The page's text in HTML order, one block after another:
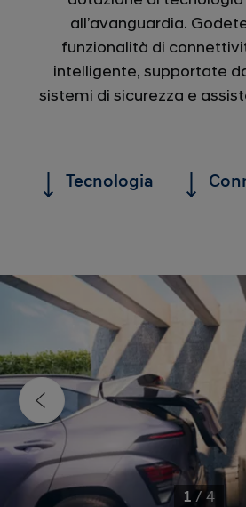
all’avanguardia.
funzionalità di
intelligente, supportate
sistemi di sicurezza e
Tecnologia
1 / 4